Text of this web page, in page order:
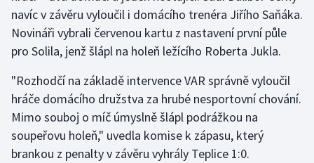
Stolní tenis
Triatlon
Veslování
Vodní slalom
Volejbal
navíc v závěru vyloučil i domácího trenéra Jiřího Saňáka.
Novináři vybrali červenou kartu z nastavení první půle
pro Solila, jenž šlápl na holeň ležícího Roberta Jukla.
"Rozhodčí na základě intervence VAR správně vyloučil
hráče domácího družstva za hrubé nesportovní chování.
Mimo souboj o míč úmyslně šlápl podrážkou na
soupeřovu holeň," uvedla komise k zápasu, který
brankou z penalty v závěru vyhrály Teplice 1:0.